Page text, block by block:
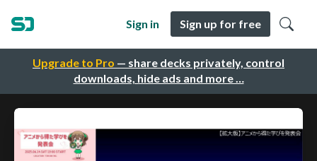
Upgrade to Pro — share decks privately, control
downloads, hide ads and more …
Sign in Sign up for free